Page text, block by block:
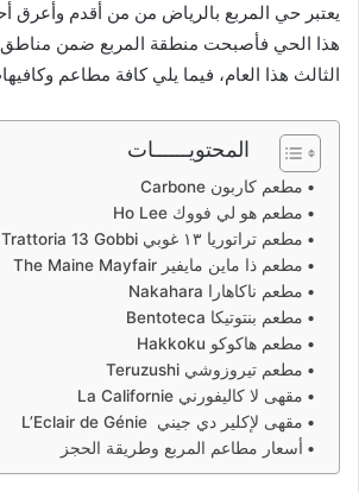
يعتبر حي المربع بالرياض من من أقدم وأعرق
هذا الحي فأصبحت منطقة المربع ضمن
الثالث هذا العام، فيما يلي كافة مطاعم
المحتويــــــات
مطعم كاربون Carbone
مطعم هو لي فووك Ho Lee
مطعم تراتوريا ١٣ غوبي Trattoria 13 Gobbi
مطعم ذا ماين مايفير The Maine Mayfair
مطعم ناكاهارا Nakahara
مطعم بنتوتيكا Bentoteca
مطعم هاكوكو Hakkoku
مطعم تيروزوشي Teruzushi
مقهى لا كاليفورني La Californie
مقهى لإكلير دي جيني L’Eclair de Génie
أسعار مطاعم المربع وطريقة الحجز